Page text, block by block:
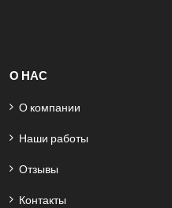
О НАС
О компании
Наши работы
Отзывы
Контакты